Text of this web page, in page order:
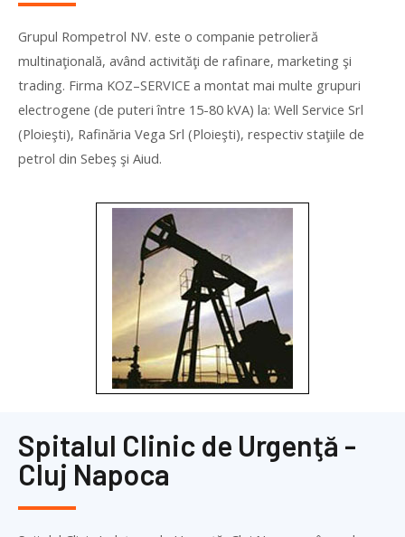
Grupul Rompetrol NV. este o companie petrolieră
multinaţională, având activităţi de rafinare, marketing şi
trading. Firma KOZ–SERVICE a montat mai multe grupuri
electrogene (de puteri între 15-80 kVA) la: Well Service Srl
(Ploieşti), Rafinăria Vega Srl (Ploieşti), respectiv staţiile de
petrol din Sebeş şi Aiud.
Spitalul Clinic de Urgenţă -
Cluj Napoca